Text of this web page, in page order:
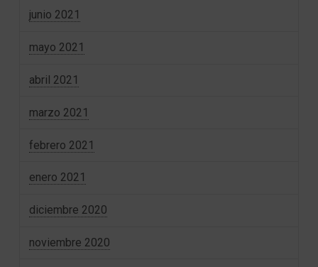
junio 2021
mayo 2021
abril 2021
marzo 2021
febrero 2021
enero 2021
diciembre 2020
noviembre 2020